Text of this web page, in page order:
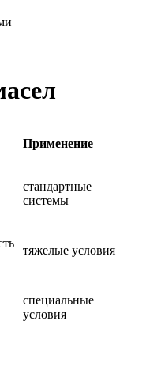
Применение
стандартные
системы
тяжелые условия
специальные
условия